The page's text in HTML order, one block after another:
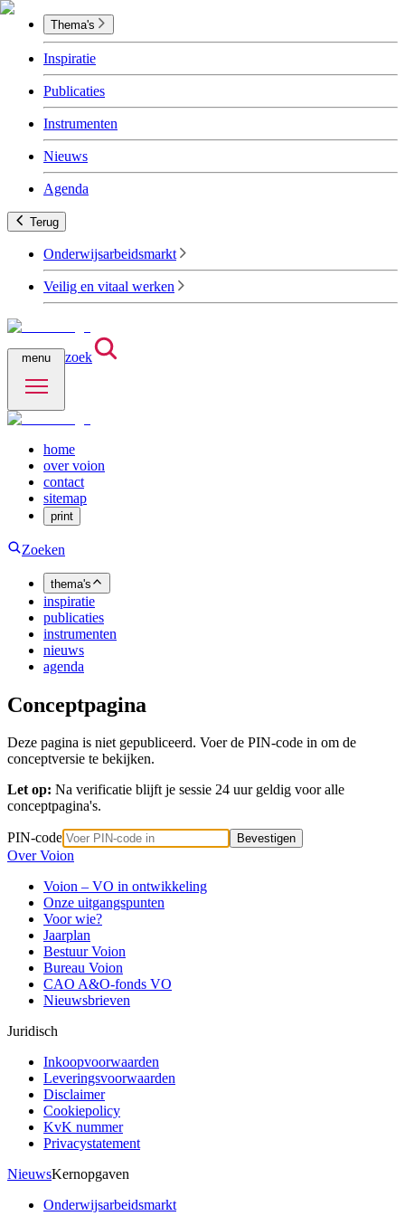
Thema's
Inspiratie
Publicaties
Instrumenten
Nieuws
Agenda
Terug
Onderwijsarbeidsmarkt
Veilig en vitaal werken
menu zoek
home
over voion
contact
sitemap
print
Zoeken
thema's
inspiratie
publicaties
instrumenten
nieuws
agenda
Conceptpagina
Deze pagina is niet gepubliceerd. Voer de PIN-code in om de
conceptversie te bekijken.
Let op: Na verificatie blijft je sessie 24 uur geldig voor alle
conceptpagina's.
PIN-code Bevestigen
Over Voion
Voion – VO in ontwikkeling
Onze uitgangspunten
Voor wie?
Jaarplan
Bestuur Voion
Bureau Voion
CAO A&O-fonds VO
Nieuwsbrieven
Juridisch
Inkoopvoorwaarden
Leveringsvoorwaarden
Disclaimer
Cookiepolicy
KvK nummer
Privacystatement
NieuwsKernopgaven
Onderwijsarbeidsmarkt